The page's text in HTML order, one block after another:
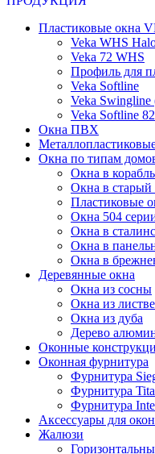
Пластиковые окна
Veka WHS
Veka 72 WHS
Профиль для
Veka Softline
Veka Swingline
Veka Softline 82
Окна ПВХ
Окна по типам
Окна в корабль
Окна в
Пластиковые
Окна 504
Окна в
Окна в
Окна в
Деревянные окна
Окна из сосны
Окна из
Окна из дуба
Дерево
Оконные
Оконная фурнитура
Фурнитура
Фурнитура
Фурнитура
Аксессуары для окон
Жалюзи